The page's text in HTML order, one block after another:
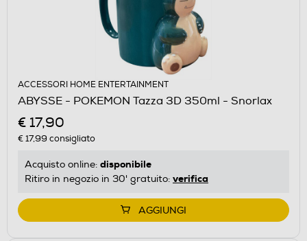
ACCESSORI HOME ENTERTAINMENT
ABYSSE - POKEMON Tazza 3D 350ml - Snorlax
€ 17,90
€ 17,99 consigliato
Acquisto online: disponibile
Ritiro in negozio in 30' gratuito: verifica
AGGIUNGI